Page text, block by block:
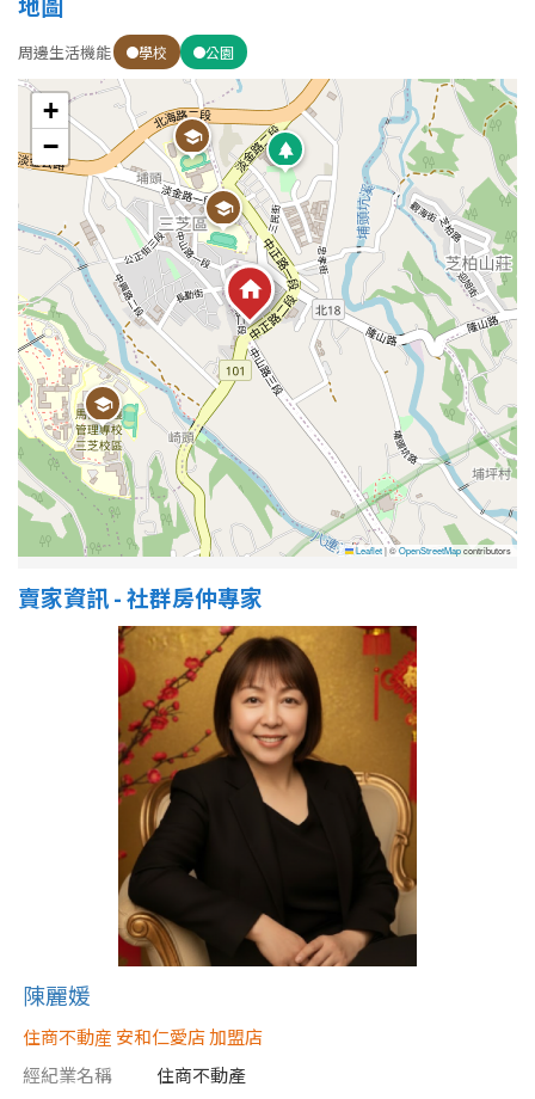
不拘
5 年以下
5-10 年 10-20 年
20-30 年 30-40 年
40 年以上
售價
周邊生活機能 學校 公園
+
−
Leaflet|©OpenStreetMapcontributors
賣家資訊 - 社群房仲專家
陳麗媛
住商不動産 安和仁愛店 加盟店
經紀業名稱
住商不動產